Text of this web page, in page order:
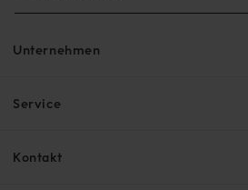
Unternehmen
Service
Kontakt